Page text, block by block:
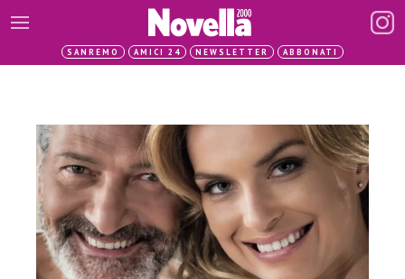
SANREMO AMICI 24 NEWSLETTER ABBONATI